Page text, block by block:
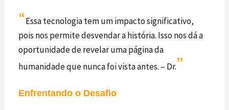
“Essa tecnologia tem um impacto significativo,
pois nos permite desvendar a história. Isso nos dá a
oportunidade de revelar uma página da
humanidade que nunca foi vista antes. – Dr.”
Enfrentando o Desafio